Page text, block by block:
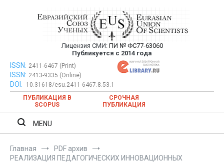
Евразийский Союз Ученых —
публикация научных статей в
ежемесячном научном журнале
Лицензия СМИ: ПИ № ФС77-63060
Публикуется с 2014 года
Евразийский Союз Ученых — публикация научных статей в
ежемесячном научном журнале
ISSN: 2411-6467 (Print)
ISSN: 2413-9335 (Online)
DOI:
10.31618/esu.2411-6467.8.53.1
ПУБЛИКАЦИЯ В
SCOPUS
СРОЧНАЯ
ПУБЛИКАЦИЯ
MENU
Главная
PDF архив
РЕАЛИЗАЦИЯ ПЕДАГОГИЧЕСКИХ ИННОВАЦИОННЫХ